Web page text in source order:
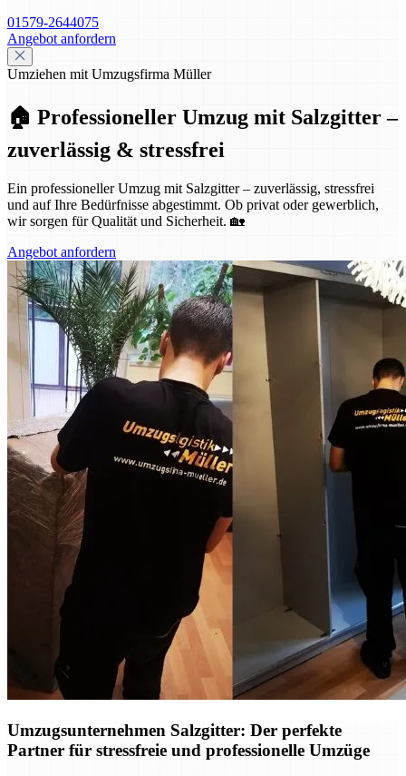
01579-2644075
Angebot anfordern
Umziehen mit Umzugsfirma Müller
🏠 Professioneller Umzug mit Salzgitter –
zuverlässig & stressfrei
Ein professioneller Umzug mit Salzgitter – zuverlässig, stressfrei
und auf Ihre Bedürfnisse abgestimmt. Ob privat oder gewerblich,
wir sorgen für Qualität und Sicherheit. 🏡
Angebot anfordern
Umzugsunternehmen Salzgitter: Der perfekte
Partner für stressfreie und professionelle Umzüge